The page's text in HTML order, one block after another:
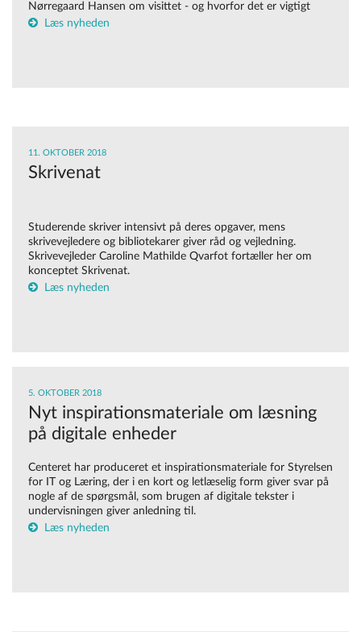
Nørregaard Hansen om visittet - og hvorfor det er vigtigt
Læs nyheden
11. OKTOBER 2018
Skrivenat
Studerende skriver intensivt på deres opgaver, mens
skrivevejledere og bibliotekarer giver råd og vejledning.
Skrivevejleder Caroline Mathilde Qvarfot fortæller her om
konceptet Skrivenat.
Læs nyheden
5. OKTOBER 2018
Nyt inspirationsmateriale om læsning
på digitale enheder
Centeret har produceret et inspirationsmateriale for Styrelsen
for IT og Læring, der i en kort og letlæselig form giver svar på
nogle af de spørgsmål, som brugen af digitale tekster i
undervisningen giver anledning til.
Læs nyheden